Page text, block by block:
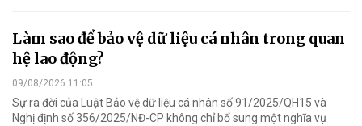
Làm sao để bảo vệ dữ liệu cá nhân trong quan
hệ lao động?
09/08/2026 11:05
Sự ra đời của Luật Bảo vệ dữ liệu cá nhân số 91/2025/QH15 và
Nghị định số 356/2025/NĐ-CP không chỉ bổ sung một nghĩa vụ